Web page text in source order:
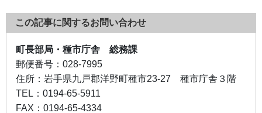
この記事に関するお問い合わせ
町長部局・種市庁舎 総務課
郵便番号： 028-7995
住所： 岩手県九戸郡洋野町種市23-27 種市庁舎３階
TEL： 0194-65-5911
FAX： 0194-65-4334